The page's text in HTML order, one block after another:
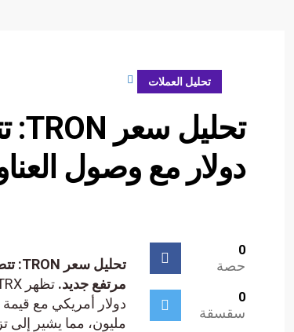
تحليل العملات يونيو 26, 2024
دولار مع وصول
حصة
سقسقة
مرتفع جديد.
مليون، مما يشير إلى تزايد